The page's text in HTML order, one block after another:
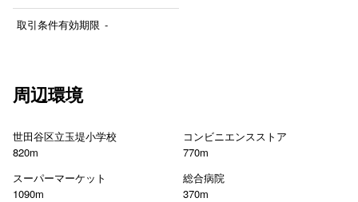
取引条件有効期限 -
周辺環境
世田谷区立玉堤小学校
820m
コンビニエンスストア
770m
スーパーマーケット
1090m
総合病院
370m